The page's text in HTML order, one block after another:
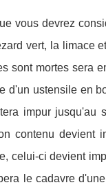
vous devrez
vert, la limace
sont mortes sera
d'un ustensile en
impur jusqu'au
contenu devient
celui-ci devient
le cadavre